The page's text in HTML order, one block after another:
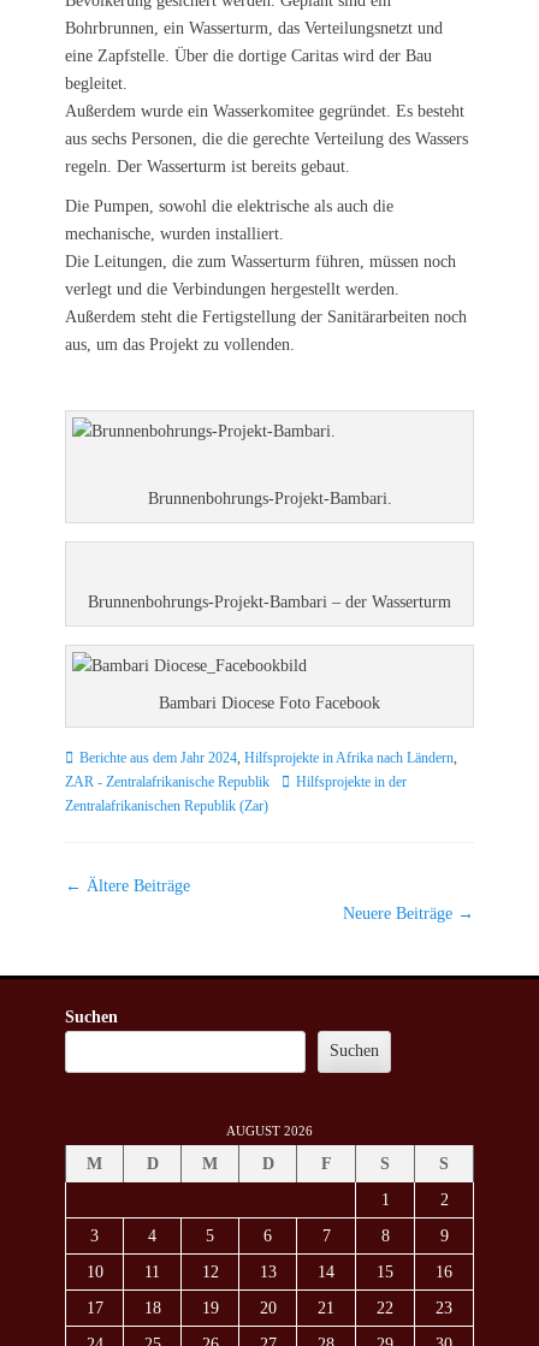
Bohrbrunnen, ein Wasserturm, das Verteilungsnetzt und
eine Zapfstelle. Über die dortige Caritas wird der Bau
begleitet.
Außerdem wurde ein Wasserkomitee gegründet. Es besteht
aus sechs Personen, die die gerechte Verteilung des Wassers
regeln. Der Wasserturm ist bereits gebaut.
Die Pumpen, sowohl die elektrische als auch die
mechanische, wurden installiert.
Die Leitungen, die zum Wasserturm führen, müssen noch
verlegt und die Verbindungen hergestellt werden.
Außerdem steht die Fertigstellung der Sanitärarbeiten noch
aus, um das Projekt zu vollenden.
Brunnenbohrungs-Projekt-Bambari.
Brunnenbohrungs-Projekt-Bambari – der Wasserturm
Bambari Diocese Foto Facebook
Kategorien
Berichte aus dem Jahr 2024 Hilfsprojekte in Afrika nach Ländern
ZAR - Zentralafrikanische Republik
Schlagworte
Hilfsprojekte in der
Zentralafrikanischen Republik (Zar)
Beitragsnavigation
← Ältere Beiträge
Neuere Beiträge →
Suchen
Suchen
AUGUST 2026
M D M D F S
S
1
2
3
4 5 6 7 8
9
10
11 12 13 14 15
16
17
18 19 20 21 22
23